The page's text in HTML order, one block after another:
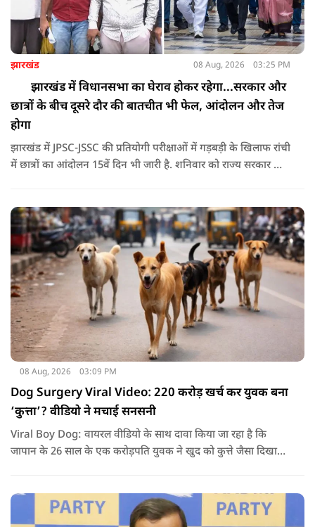
झारखंड 08 Aug, 2026 03:25 PM
झारखंड में विधानसभा का घेराव होकर रहेगा...सरकार और
छात्रों के बीच दूसरे दौर की बातचीत भी फेल, आंदोलन और तेज
होगा
झारखंड में JPSC-JSSC की प्रतियोगी परीक्षाओं में गड़बड़ी के खिलाफ रांची
में छात्रों का आंदोलन 15वें दिन भी जारी है. शनिवार को राज्य सरकार और
08 Aug, 2026 03:09 PM
Dog Surgery Viral Video: 220 करोड़ खर्च कर युवक बना
‘कुत्ता’? वीडियो ने मचाई सनसनी
Viral Boy Dog: वायरल वीडियो के साथ दावा किया जा रहा है कि
जापान के 26 साल के एक करोड़पति युवक ने खुद को कुत्ते जैसा दिखाने
करवाईं और अब वह कुत्ते की तरह दिखने, चलने और रहने की कोशिश
करता है.